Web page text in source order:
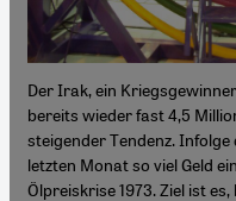
Der Irak, ein
bereits wieder fast 4,5
steigender Tendenz.
letzten Monat so viel Geld
Ölpreiskrise 1973. Ziel ist